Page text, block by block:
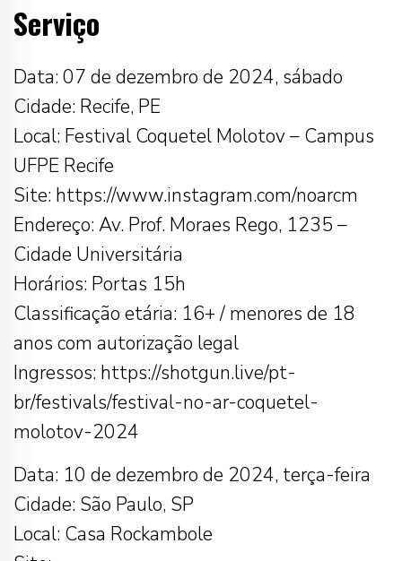
Serviço
Data: 07 de dezembro de 2024, sábado
Cidade: Recife, PE
Local: Festival Coquetel Molotov – Campus
UFPE Recife
Site: https://www.instagram.com/noarcm
Endereço: Av. Prof. Moraes Rego, 1235 –
Cidade Universitária
Horários: Portas 15h
Classificação etária: 16+ / menores de 18
anos com autorização legal
Ingressos: https://shotgun.live/pt-
br/festivals/festival-no-ar-coquetel-
molotov-2024
Data: 10 de dezembro de 2024, terça-feira
Cidade: São Paulo, SP
Local: Casa Rockambole